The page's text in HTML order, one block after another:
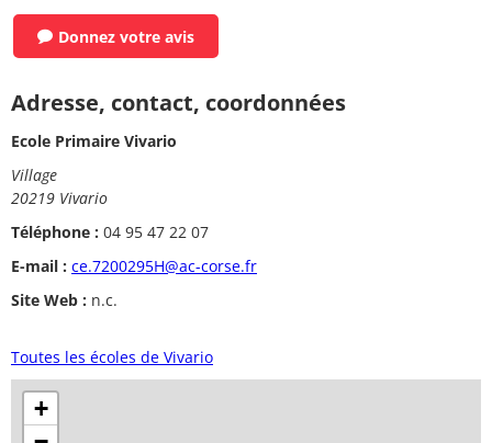
Donnez votre avis
Adresse, contact, coordonnées
Ecole Primaire Vivario
Village
20219 Vivario
Téléphone : 04 95 47 22 07
E-mail : ce.7200295H@ac-corse.fr
Site Web : n.c.
Toutes les écoles de Vivario
+